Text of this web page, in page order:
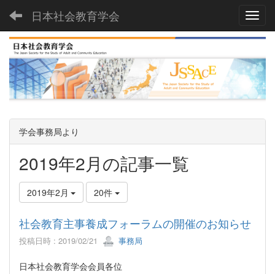
日本社会教育学会
学会事務局より
2019年2月の記事一覧
2019年2月 20件
社会教育主事養成フォーラムの開催のお知らせ
投稿日時 : 2019/02/21 事務局
日本社会教育学会会員各位